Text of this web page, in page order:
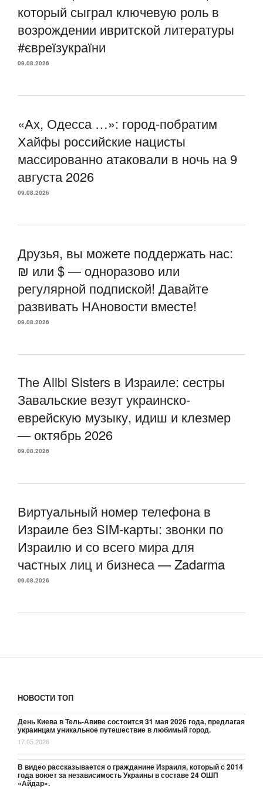
который сыграл ключевую роль в
возрождении ивритской литературы
#євреїзукраїни
09.08.2026
«Ах, Одесса …»: город-побратим
Хайфы российские нацисты
массированно атаковали в ночь на 9
августа 2026
09.08.2026
Друзья, вы можете поддержать нас:
₪ или $ — одноразово или
регулярной подпиской! Давайте
развивать НАновости вместе!
09.08.2026
The Alibi Sisters в Израиле: сестры
Завальские везут украинско-
еврейскую музыку, идиш и клезмер
— октябрь 2026
09.08.2026
Виртуальный номер телефона в
Израиле без SIM-карты: звонки по
Израилю и со всего мира для
частных лиц и бизнеса — Zadarma
09.08.2026
НОВОСТИ ТОП
День Киева в Тель-Авиве состоится 31 мая 2026 года, предлагая
украинцам уникальное путешествие в любимый город.
17.05.2026
В видео рассказывается о гражданине Израиля, который с 2014
года воюет за независимость Украины в составе 24 ОШП
«Айдар».